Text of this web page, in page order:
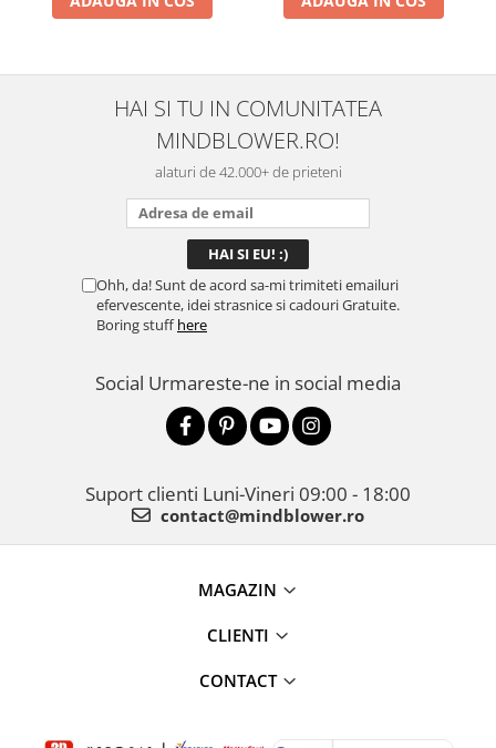
HAI SI TU IN COMUNITATEA
MINDBLOWER.RO!
alaturi de 42.000+ de prieteni
Ohh, da! Sunt de acord sa-mi trimiteti emailuri
efervescente, idei strasnice si cadouri Gratuite.
Boring stuffhere
Social Urmareste-ne in social media
Suport clienti Luni-Vineri 09:00 - 18:00
contact@mindblower.ro
MAGAZIN
CLIENTI
CONTACT